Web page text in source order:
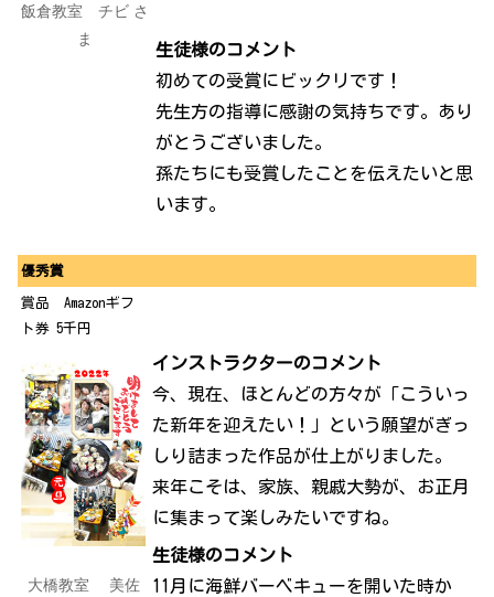
飯倉教室 チビ さ
ま
生徒様のコメント
初めての受賞にビックリです！
先生方の指導に感謝の気持ちです。あり
がとうございました。
孫たちにも受賞したことを伝えたいと思
います。
優秀賞
賞品 Amazonギフ
ト券 5千円
大橋教室 美佐
インストラクターのコメント
今、現在、ほとんどの方々が「こういっ
た新年を迎えたい！」という願望がぎっ
しり詰まった作品が仕上がりました。
来年こそは、家族、親戚大勢が、お正月
に集まって楽しみたいですね。
生徒様のコメント
11月に海鮮バーベキューを開いた時か